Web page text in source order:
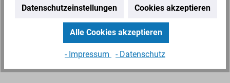
Datenschutzeinstellungen Cookies akzeptieren
Alle Cookies akzeptieren
- Impressum - Datenschutz